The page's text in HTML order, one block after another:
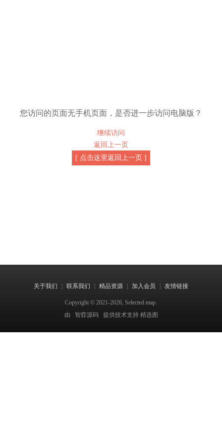
您访问的页面无手机页面，是否进一步访问电脑版？
继续访问
返回上一页
[ 点击这里返回上一页 ]
关于我们 联系我们 精品资源 加入会员 友情链接
Copyright © 2021-2026, Selected map.
由
智弈源码 提供技术支持 精选图